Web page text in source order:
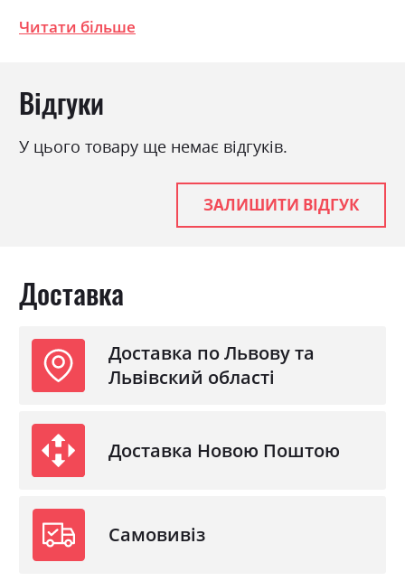
Читати більше
Відгуки
У цього товару ще немає відгуків.
ЗАЛИШИТИ ВІДГУК
Доставка
Доставка по Львову та
Львівский області
Доставка Новою Поштою
Самовивіз